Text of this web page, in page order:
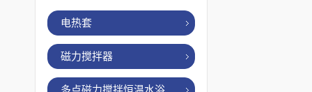
电热套
磁力搅拌器
多点磁力搅拌恒温水浴